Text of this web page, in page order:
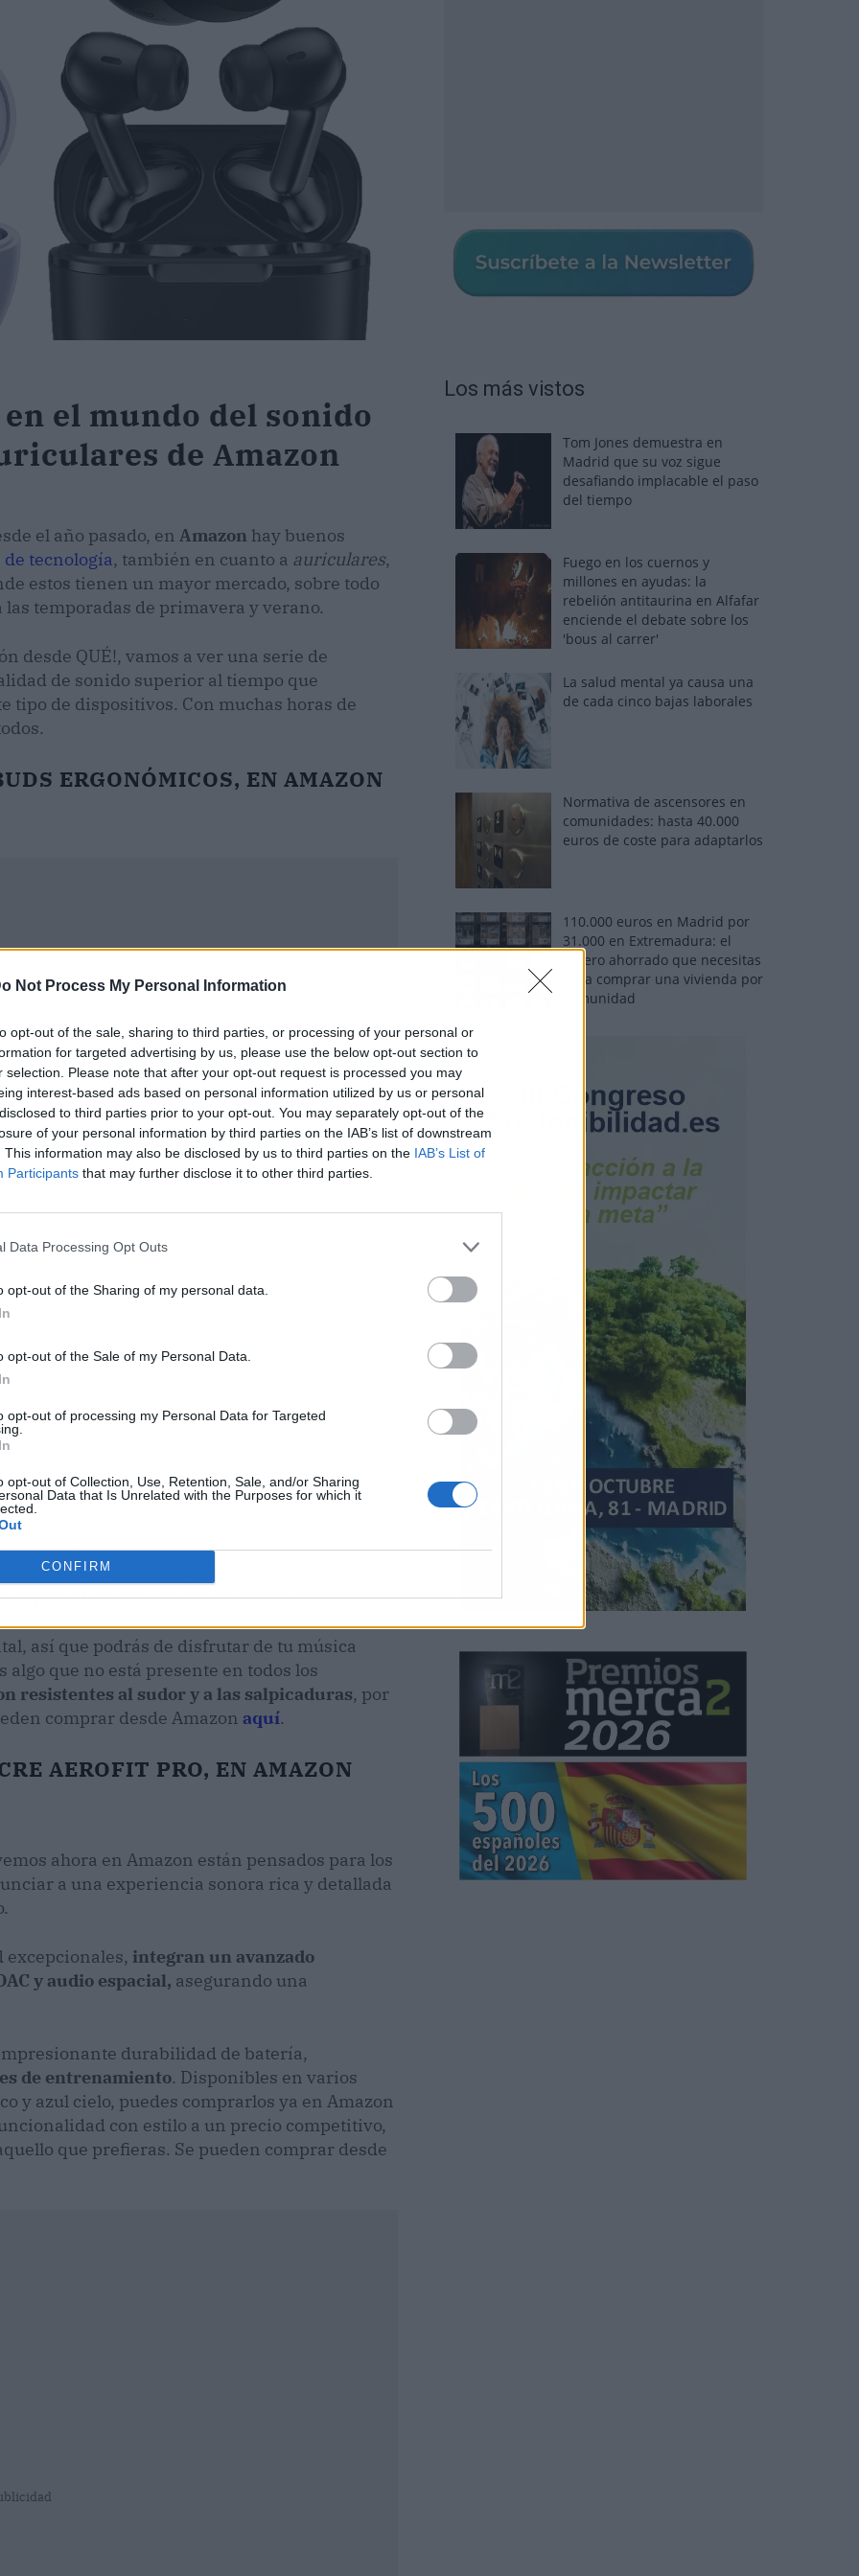
Not Process My Personal Information
opt-out of the sale, sharing to third parties, or processing of your personal or
for targeted advertising by us, please use the below opt-out section to
selection. Please note that after your opt-out request is processed you may
interest-based ads based on personal information utilized by us or personal
to third parties prior to your opt-out. You may separately opt-out of the
of your personal information by third parties on the IAB’s list of downstream
This information may also be disclosed by us to third parties on the IAB’s List of
Participants that may further disclose it to other third parties.
Data Processing Opt Outs
opt-out of the Sharing of my personal data.
opt-out of the Sale of my Personal Data.
opt-out of processing my Personal Data for Targeted
opt-out of Collection, Use, Retention, Sale, and/or Sharing
Data that Is Unrelated with the Purposes for which it
CONFIRM
el mundo del sonido
de Amazon
el año pasado, en Amazon hay buenos
tecnología, también en cuanto a auriculares,
estos tienen un mayor mercado, sobre todo
temporadas de primavera y verano.
desde QUÉ!, vamos a ver una serie de
de sonido superior al tiempo que
tipo de dispositivos. Con muchas horas de
ERGONÓMICOS, EN AMAZON
para todos en este momento (y de lo que no
Echo Buds, los auriculares del comercio
y cómodo, y sus almohadillas se adaptan
hablando de almohadillas, vienen de varios
para darte libertad de movimiento.
así que podrás de disfrutar de tu música
que no está presente en todos los
resistentes al sudor y a las salpicaduras, por
comprar desde Amazon aquí.
AEROFIT PRO, EN AMAZON
ahora en Amazon están pensados para los
a una experiencia sonora rica y detallada
integran un avanzado
y audio espacial, asegurando una
durabilidad de batería,
de entrenamiento. Disponibles en varios
y azul cielo, puedes comprarlos ya en Amazon
con estilo a un precio competitivo,
que prefieras. Se pueden comprar desde
Los más vistos
Tom Jones demuestra en
Madrid que su voz sigue
desafiando implacable el paso
del tiempo
Fuego en los cuernos y
millones en ayudas: la
rebelión antitaurina en Alfafar
enciende el debate sobre los
'bous al carrer'
La salud mental ya causa una
de cada cinco bajas laborales
Normativa de ascensores en
comunidades: hasta 40.000
euros de coste para adaptarlos
110.000 euros en Madrid por
31.000 en Extremadura: el
dinero ahorrado que necesitas
para comprar una vivienda por
comunidad